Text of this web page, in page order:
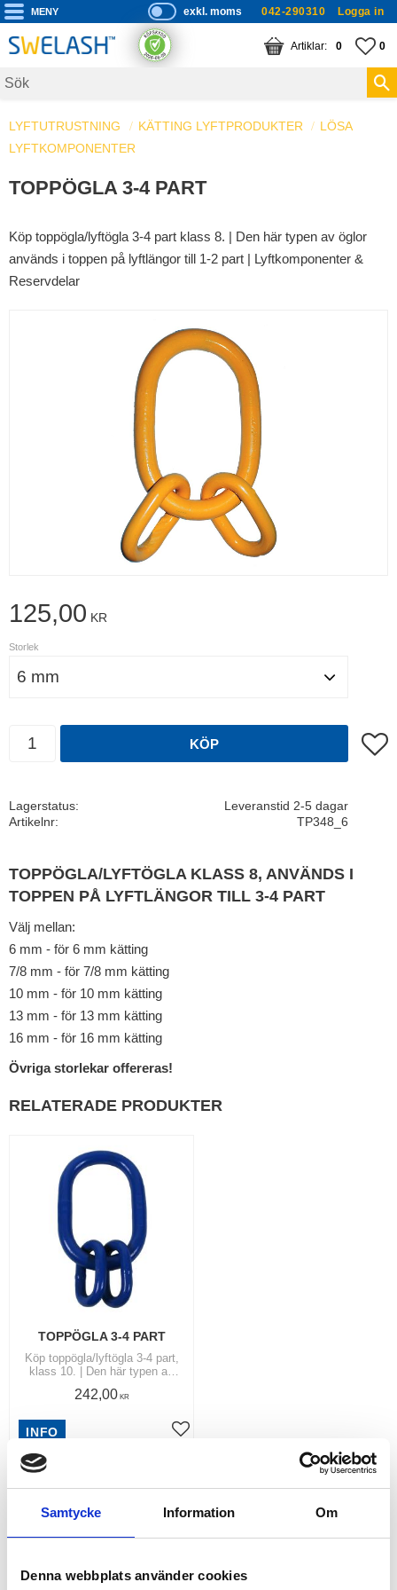
Samtycke Information Om
Denna webbplats använder cookies
Meny
P
ri
s
s
exkl. moms 042-290310 Logga in
0
KUNDVAGN
ANTAL 0
LYFTUTRUSTNING KÄTTING LYFTPRODUKTER
LÖSA
LYFTKOMPONENTER
TOPPÖGLA 3-4 PART
Köp toppögla/lyftögla 3-4 part klass 8. | Den här typen av öglor
används i toppen på lyftlängor till 1-2 part | Lyftkomponenter &
Reservdelar
125,00 KR
Storlek
KÖP Lägg
Lagerstatus
Leveranstid 2-5 dagar
Artikelnr
TP348_6
TOPPÖGLA/LYFTÖGLA KLASS 8, ANVÄNDS I
TOPPEN PÅ LYFTLÄNGOR TILL 3-4 PART
Välj mellan:
6 mm - för 6 mm kätting
7/8 mm - för 7/8 mm kätting
10 mm - för 10 mm kätting
13 mm - för 13 mm kätting
16 mm - för 16 mm kätting
Övriga storlekar offereras!
RELATERADE PRODUKTER
TOPPÖGLA 3-4 PART
Köp toppögla/lyftögla 3-4 part,
klass 10. | Den här typen av
lyftlängor till 3-4 part. |
242,00KR
Lägg till i favoriter
INFO
RELATERADE PRODUKTER